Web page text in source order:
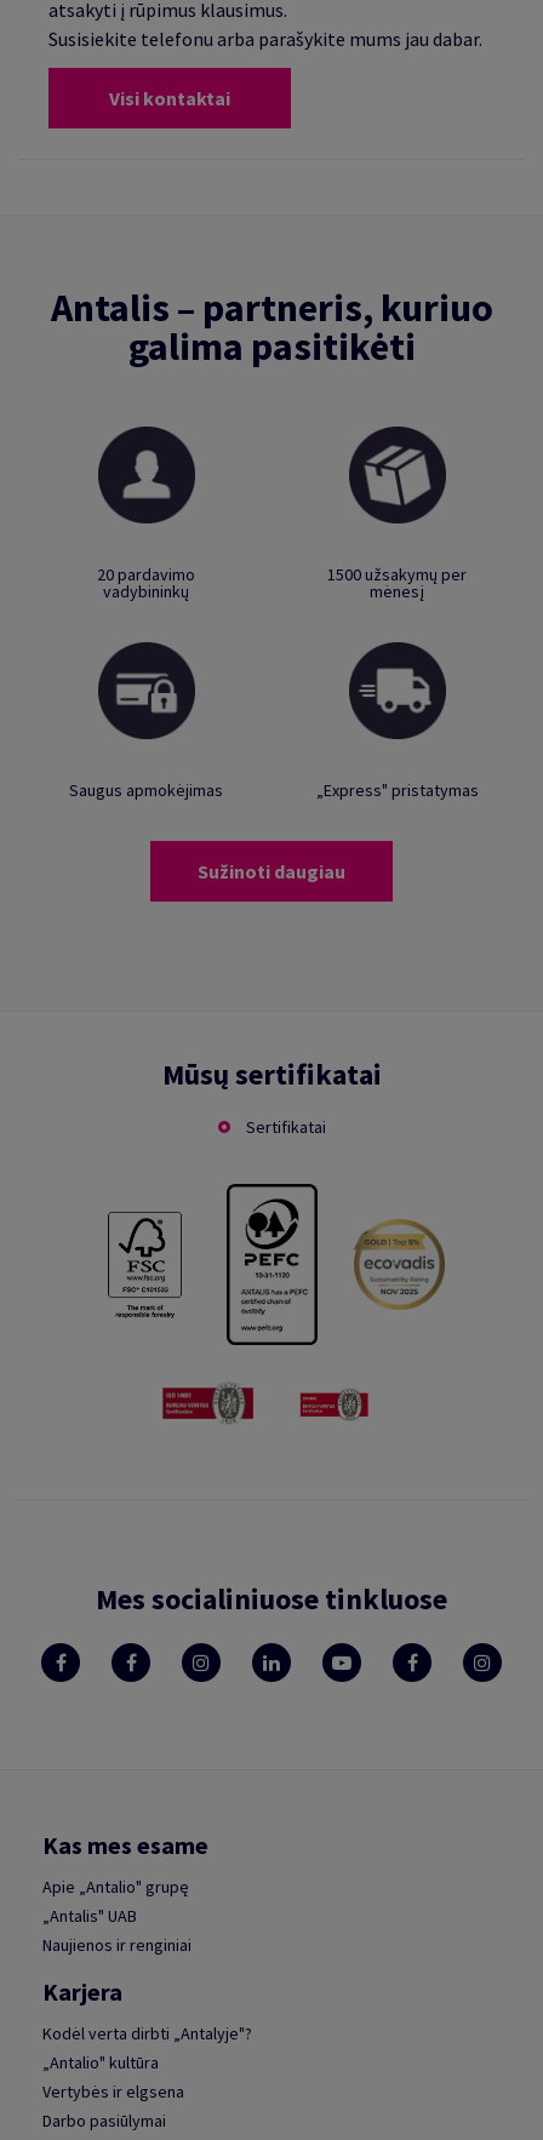
atsakyti į rūpimus klausimus.
Susisiekite telefonu arba parašykite mums jau dabar.
Visi kontaktai
Antalis – partneris, kuriuo
galima pasitikėti
20 pardavimo
vadybininkų
1500 užsakymų per
mėnesį
Saugus apmokėjimas „Express" pristatymas
Sužinoti daugiau
Mūsų sertifikatai
Sertifikatai
Mes socialiniuose tinkluose
Kas mes esame
Apie „Antalio" grupę
„Antalis" UAB
Naujienos ir renginiai
Karjera
Kodėl verta dirbti „Antalyje"?
„Antalio" kultūra
Vertybės ir elgsena
Darbo pasiūlymai